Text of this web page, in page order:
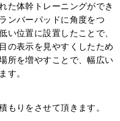
た体幹トレーニングができ
ンバーパッドに角度をつ
い位置に設置したことで、
の表示を見やすくしたため
所を増やすことで、幅広い
す。
りをさせて頂きます。